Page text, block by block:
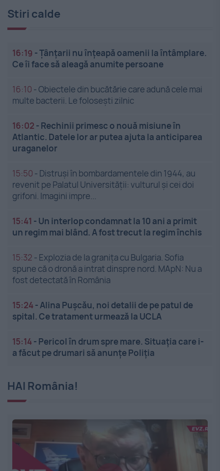
Stiri calde
16:19 -Țânțarii nu înțeapă oamenii la întâmplare.
Ce îi face să aleagă anumite persoane
16:10 -Obiectele din bucătărie care adună cele mai
multe bacterii. Le folosești zilnic
16:02 - Rechinii primesc o nouă misiune în
Atlantic. Datele lor ar putea ajuta la anticiparea
uraganelor
15:50 - Distruși în bombardamentele din 1944, au
revenit pe Palatul Universității: vulturul și cei doi
grifoni. Imagini impre...
15:41 - Un interlop condamnat la 10 ani a primit
un regim mai blând. A fost trecut la regim închis
15:32 - Explozia de la granița cu Bulgaria. Sofia
spune că o dronă a intrat dinspre nord. MApN: Nu a
fost detectată în România
15:24-Alina Pușcău, noi detalii de pe patul de
spital. Ce tratament urmează la UCLA
15:14- Pericol în drum spre mare. Situația care i-
a făcut pe drumari să anunțe Poliția
HAI România!